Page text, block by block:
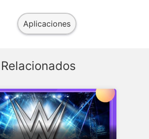
Aplicaciones
Relacionados